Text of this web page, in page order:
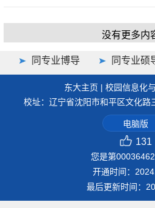
没有更多内
同专业博导 同专业硕
东大主页 | 校园信息化
校址：辽宁省沈阳市和平区文化
电脑版
131
您是第00036462
开通时间： 2024
最后更新时间：